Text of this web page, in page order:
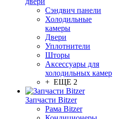
Сэндвич панели
Холодильные
камеры
Двери
Уплотнители
Шторы
Аксессуары для
холодильных камер
+ ЕЩЕ 2
Запчасти Bitzer
Рама Bitzer